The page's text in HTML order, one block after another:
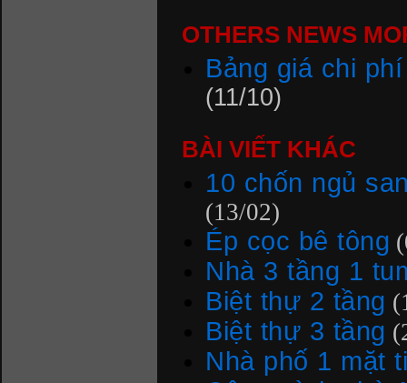
OTHERS NEWS
Bảng giá chi
(11/10)
BÀI VIẾT KHÁC
10 chốn ngủ
(13/02)
Ép cọc bê tông
Nhà 3 tầng 1
Biệt thự 2 tầng
Biệt thự 3 tầng
Nhà phố 1 mặt